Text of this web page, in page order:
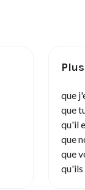
que
que
qu'il
que
que
qu'ils